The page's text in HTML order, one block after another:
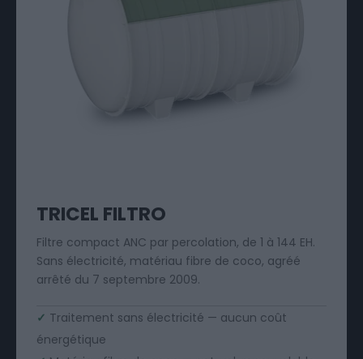
TRICEL FILTRO
Filtre compact ANC par percolation, de 1 à 144 EH.
Sans électricité, matériau fibre de coco, agréé
arrêté du 7 septembre 2009.
✓ Traitement sans électricité — aucun coût
énergétique